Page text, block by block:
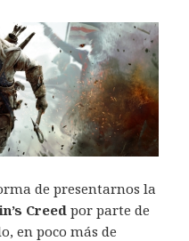
de presentarnos la
Creed por parte de
en poco más de